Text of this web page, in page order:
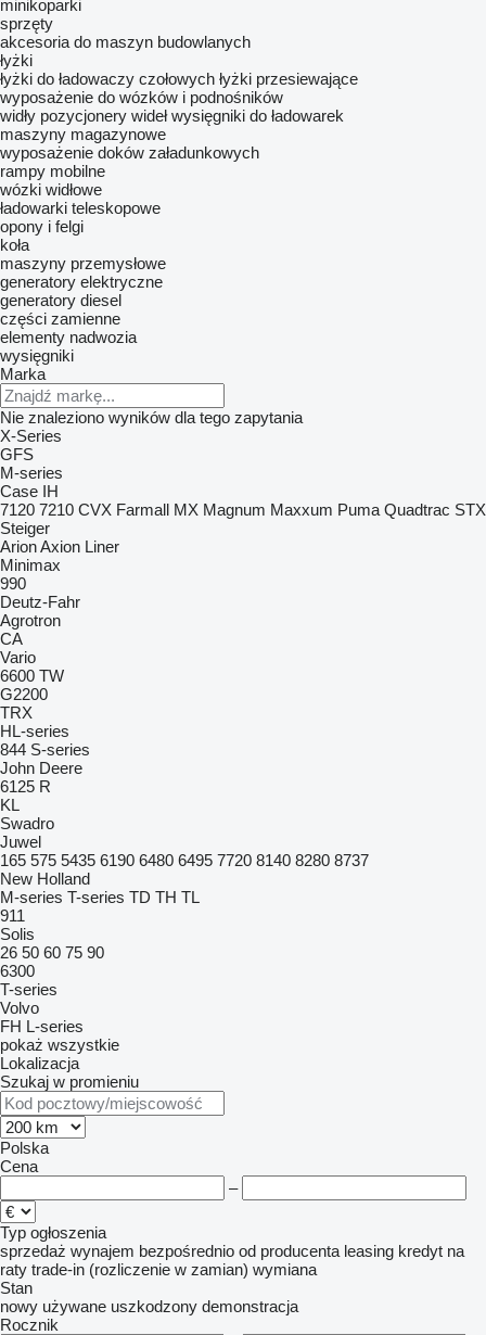
minikoparki
sprzęty
akcesoria do maszyn budowlanych
łyżki
łyżki do ładowaczy czołowych łyżki przesiewające
wyposażenie do wózków i podnośników
widły pozycjonery wideł wysięgniki do ładowarek
maszyny magazynowe
wyposażenie doków załadunkowych
rampy mobilne
wózki widłowe
ładowarki teleskopowe
opony i felgi
koła
maszyny przemysłowe
generatory elektryczne
generatory diesel
części zamienne
elementy nadwozia
wysięgniki
Marka
Nie znaleziono wyników dla tego zapytania
X-Series
GFS
M-series
Case IH
7120 7210 CVX Farmall MX Magnum Maxxum Puma Quadtrac STX
Steiger
ArionAxion Liner
Minimax
990
Deutz-Fahr
Agrotron
CA
Vario
6600 TW
G2200
TRX
HL-series
844 S-series
John Deere
6125 R
KL
Swadro
Juwel
165 575 5435 6190 6480 6495 7720 8140 8280 8737
New Holland
M-series T-series TD TH TL
911
Solis
26 50 60 75 90
6300
T-series
Volvo
FH L-series
pokaż wszystkie
Lokalizacja
Szukaj w promieniu
Polska
Cena
–
Typ ogłoszenia
sprzedaż wynajem bezpośrednio od producenta leasing kredyt na
raty trade-in (rozliczenie w zamian) wymiana
Stan
nowy używane uszkodzony demonstracja
Rocznik